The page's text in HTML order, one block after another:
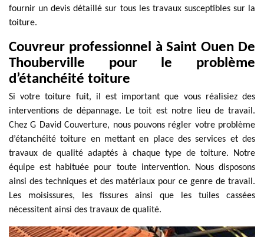
fournir un devis détaillé sur tous les travaux susceptibles sur la
toiture.
Couvreur professionnel à Saint Ouen De
Thouberville pour le problème
d’étanchéité toiture
Si votre toiture fuit, il est important que vous réalisiez des
interventions de dépannage. Le toit est notre lieu de travail.
Chez G David Couverture, nous pouvons régler votre problème
d’étanchéité toiture en mettant en place des services et des
travaux de qualité adaptés à chaque type de toiture. Notre
équipe est habituée pour toute intervention. Nous disposons
ainsi des techniques et des matériaux pour ce genre de travail.
Les moisissures, les fissures ainsi que les tuiles cassées
nécessitent ainsi des travaux de qualité.